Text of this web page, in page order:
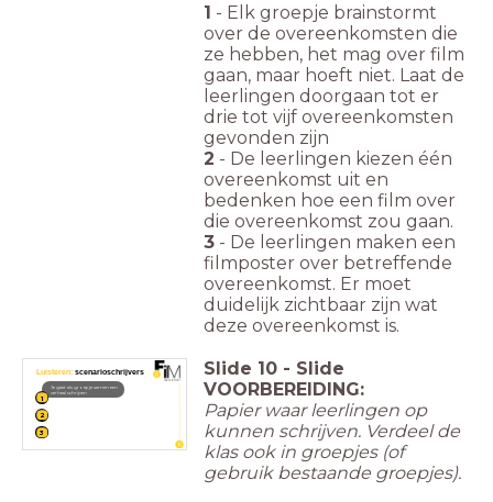
1 - Elk groepje brainstormt
over de overeenkomsten die
ze hebben, het mag over film
gaan, maar hoeft niet. Laat de
leerlingen doorgaan tot er
drie tot vijf overeenkomsten
gevonden zijn
2 - De leerlingen kiezen één
overeenkomst uit en
bedenken hoe een film over
die overeenkomst zou gaan.
3 - De leerlingen maken een
filmposter over betreffende
overeenkomst. Er moet
duidelijk zichtbaar zijn wat
deze overeenkomst is.
3
2
Luisteren: scenarioschrijvers
Je gaat als groepje samen een
verhaal schrijven
1
Slide 10 - Slide
VOORBEREIDING:
Papier waar leerlingen op
kunnen schrijven. Verdeel de
klas ook in groepjes (of
gebruik bestaande groepjes).